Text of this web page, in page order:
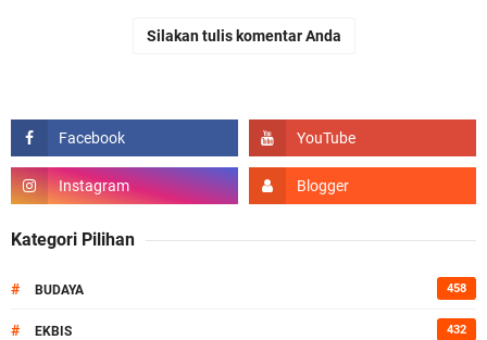
Silakan tulis komentar Anda
Kategori Pilihan
# BUDAYA 458
# EKBIS 432